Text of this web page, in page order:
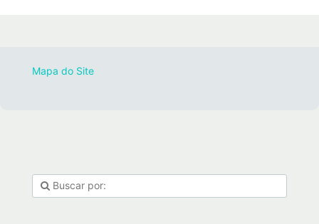
Mapa do Site